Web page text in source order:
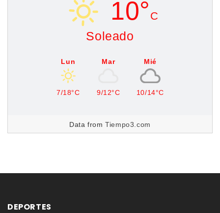
10° C
Soleado
Lun
7/18°C
Mar
9/12°C
Mié
10/14°C
Data fromTiempo3.com
DEPORTES